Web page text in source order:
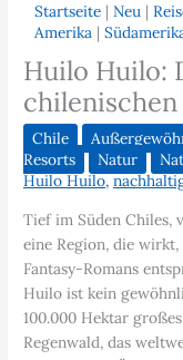
Startseite |Neu |
Amerika |
Huilo Huilo:
chilenischen
Chile
Resorts
Natur
Huilo Huilo,
Tief im Süden Chiles,
eine Region, die
Fantasy-Romans
Huilo ist kein
100.000 Hektar
Regenwald, das